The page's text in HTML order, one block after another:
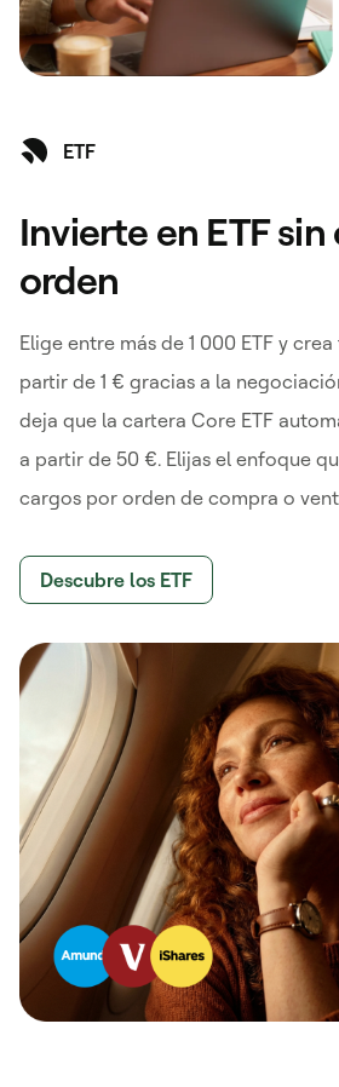
ETF
Invierte en ETF
orden
Elige entre más de 1 000 ETF y
partir de 1 € gracias a la
deja que la cartera Core ETF
a partir de 50 €. Elijas el enfoque
cargos por orden de compra o
Descubre los ETF